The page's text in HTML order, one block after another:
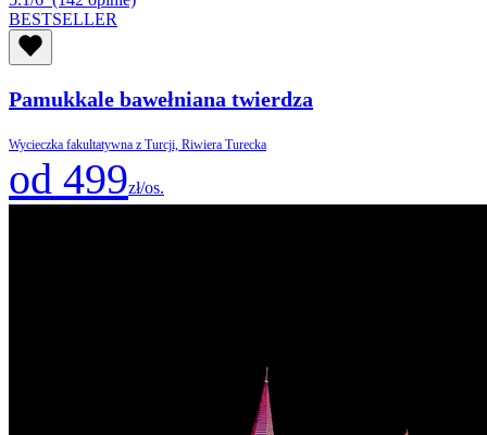
BESTSELLER
Pamukkale bawełniana twierdza
Wycieczka fakultatywna z Turcji, Riwiera Turecka
od 499zł/os.